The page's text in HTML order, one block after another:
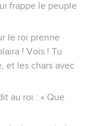
frappe le peuple
le roi prenne
! Vois ! Tu
et les chars avec
au roi : « Que